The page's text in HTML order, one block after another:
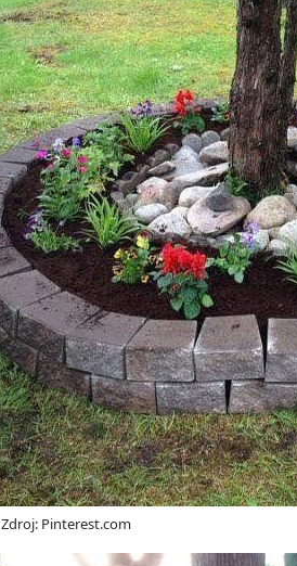
Zdroj: Pinterest.com